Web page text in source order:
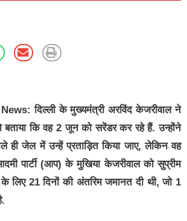
दिल्ली के मुख्यमंत्री अरविंद केजरीवाल ने
कि वह 2 जून को सरेंडर कर रहे हैं. उन्होंने
ही जेल में उन्हें प्रताड़ित किया जाए, लेकिन वह
पार्टी (आप) के मुखिया केजरीवाल को सुप्रीम
के लिए 21 दिनों की अंतरिम जमानत दी थी, जो 1